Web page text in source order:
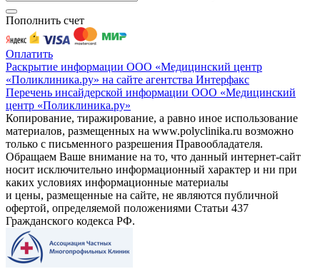
Пополнить счет
Оплатить
Раскрытие информации ООО «Медицинский центр
«Поликлиника.ру» на сайте агентства Интерфакс
Перечень инсайдерской информации ООО «Медицинский
центр «Поликлиника.ру»
Копирование, тиражирование, а равно иное использование
материалов, размещенных на www.polyclinika.ru возможно
только с письменного разрешения Правообладателя.
Обращаем Ваше внимание на то, что данный интернет-сайт
носит исключительно информационный характер и ни при
каких условиях информационные материалы
и цены, размещенные на сайте, не являются публичной
офертой, определяемой положениями Статьи 437
Гражданского кодекса РФ.